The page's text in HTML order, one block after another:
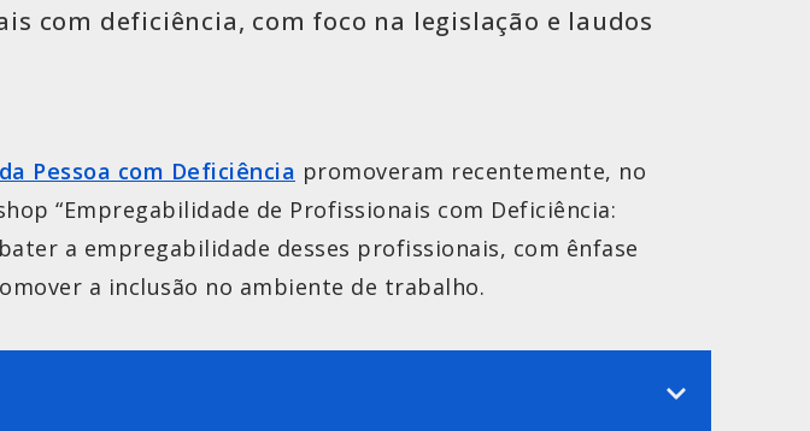
com deficiência, com foco na legislação e laudos
Pessoa com Deficiência promoveram recentemente, no
“Empregabilidade de Profissionais com Deficiência:
a empregabilidade desses profissionais, com ênfase
a inclusão no ambiente de trabalho.